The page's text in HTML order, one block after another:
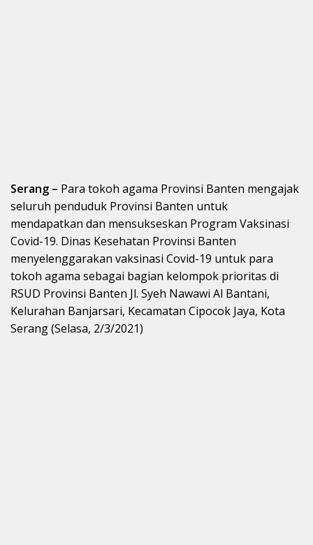
Serang – Para tokoh agama Provinsi Banten mengajak
seluruh penduduk Provinsi Banten untuk
mendapatkan dan mensukseskan Program Vaksinasi
Covid-19. Dinas Kesehatan Provinsi Banten
menyelenggarakan vaksinasi Covid-19 untuk para
tokoh agama sebagai bagian kelompok prioritas di
RSUD Provinsi Banten Jl. Syeh Nawawi Al Bantani,
Kelurahan Banjarsari, Kecamatan Cipocok Jaya, Kota
Serang (Selasa, 2/3/2021)